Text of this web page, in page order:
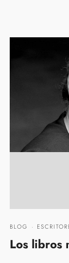
BLOG ·
Los libros